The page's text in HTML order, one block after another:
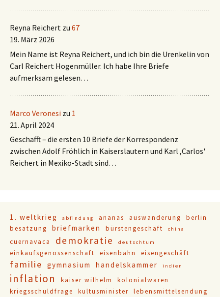
Reyna Reichert zu 67
19. März 2026
Mein Name ist Reyna Reichert, und ich bin die Urenkelin von
Carl Reichert Hogenmüller. Ich habe Ihre Briefe
aufmerksam gelesen…
Marco Veronesi zu 1
21. April 2024
Geschafft – die ersten 10 Briefe der Korrespondenz
zwischen Adolf Fröhlich in Kaiserslautern und Karl ,Carlos'
Reichert in Mexiko-Stadt sind…
1. weltkrieg abfindung ananas auswanderung
berlin
besatzung
briefmarken bürstengeschäft china
cuernavaca demokratie deutschtum
einkaufsgenossenschaft eisenbahn eisengeschäft
familie gymnasium handelskammer indien
inflation kaiser wilhelm
kolonialwaren
kriegsschuldfrage
kultusminister lebensmittelsendung